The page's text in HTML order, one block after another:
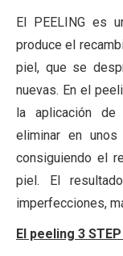
El PEELING es
produce el
piel, que se
nuevas. En el
la aplicación de
eliminar en
consiguiendo el
piel. El
imperfecciones,
El peeling 3